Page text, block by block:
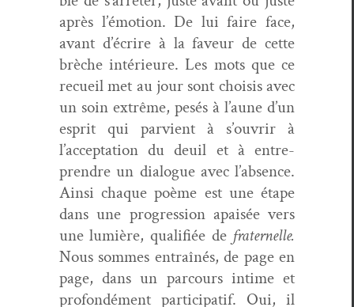
après l’émotion. De lui faire face,
avant d’écrire à la faveur de cette
brèche intérieure. Les mots que ce
recueil met au jour sont choi­sis avec
un soin extrême, pesés à l’aune d’un
esprit qui parvient à s’ouvrir à
l’acceptation du deuil et à entre­
pren­dre un dia­logue avec l’absence.
Ain­si chaque poème est une étape
dans une pro­gres­sion apaisée vers
une lumière, qual­i­fiée de frater­nelle.
Nous sommes entraînés, de page en
page, dans un par­cours intime et
pro­fondé­ment par­tic­i­patif. Oui, il